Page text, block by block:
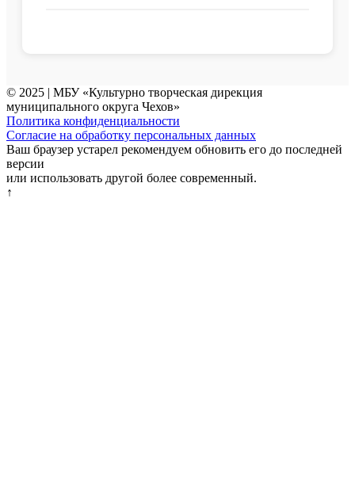
© 2025 | МБУ «Культурно творческая дирекция
муниципального округа Чехов»
Политика конфиденциальности
Согласие на обработку персональных данных
Ваш браузер устарел рекомендуем обновить его до последней
версии
или использовать другой более современный.
↑